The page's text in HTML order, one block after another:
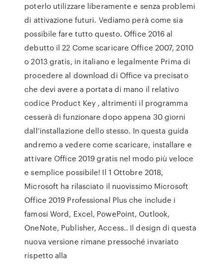
poterlo utilizzare liberamente e senza problemi
di attivazione futuri. Vediamo perà come sia
possibile fare tutto questo. Office 2016 al
debutto il 22 Come scaricare Office 2007, 2010
o 2013 gratis, in italiano e legalmente Prima di
procedere al download di Office va precisato
che devi avere a portata di mano il relativo
codice Product Key , altrimenti il programma
cesserà di funzionare dopo appena 30 giorni
dall’installazione dello stesso. In questa guida
andremo a vedere come scaricare, installare e
attivare Office 2019 gratis nel modo più veloce
e semplice possibile! Il 1 Ottobre 2018,
Microsoft ha rilasciato il nuovissimo Microsoft
Office 2019 Professional Plus che include i
famosi Word, Excel, PowePoint, Outlook,
OneNote, Publisher, Access.. Il design di questa
nuova versione rimane pressoché invariato
rispetto alla